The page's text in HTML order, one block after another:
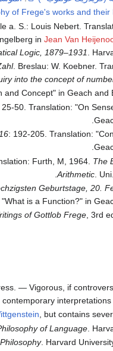
of Frege's works and their
a. S.: Louis Nebert.
in Jean Van
Logic, 1879–1931
.
. Breslau: W. Koebner.
into the concept of
25-50. Translation: "On
: 192-205. Translation:
Furth, M, 1964. The
Arithmetic.
Geburtstage, 20.
is a Function?" in
of Gottlob Frege, 3rd
— Vigorous, if
interpretations
, but contains
of Language.
. Harvard